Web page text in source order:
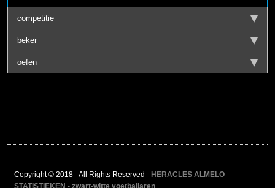
competitie
beker
oefen
Copyright © 2018 - All Rights Reserved - HERACLES ALMELO
STATISTIEKEN - zwart-witte voetbaljaren